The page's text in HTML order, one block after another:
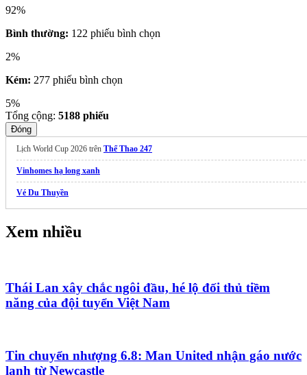
92%
Bình thường: 122 phiếu bình chọn
2%
Kém: 277 phiếu bình chọn
5%
Tổng cộng: 5188 phiếu
Đóng
Lịch World Cup 2026 trên Thể Thao 247
Vinhomes hạ long xanh
Vé Du Thuyền
Xem nhiều
Thái Lan xây chắc ngôi đầu, hé lộ đối thủ tiềm
năng của đội tuyển Việt Nam
Tin chuyển nhượng 6.8: Man United nhận gáo nước
lạnh từ Newcastle